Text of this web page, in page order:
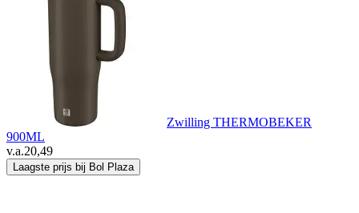
Zwilling THERMOBEKER
900ML
v.a.20,49
Laagste prijs bij Bol Plaza